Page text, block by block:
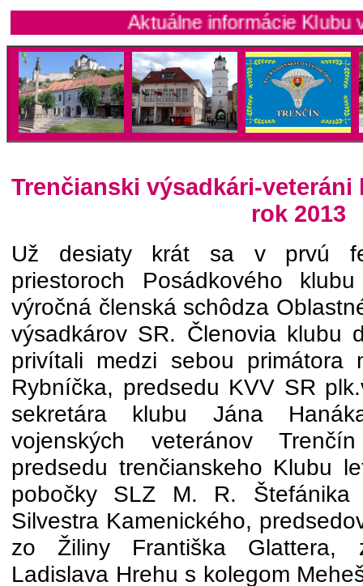
Aktuálne informácie Klubu
Trenčianski výsadkári-
rok 2013
Už desiaty krát sa v prvú
priestoroch Posádkového
výročná členská schôdza
výsadkárov SR. Členovia klubu
privítali medzi sebou primátora
Rybníčka, predsedu KVV SR
sekretára klubu Jána
vojenských veteránov
predsedu trenčianskeho Klubu
pobočky SLZ M. R. Štefánika
Silvestra Kamenického,
zo Žiliny Františka Glattera,
Ladislava Hrehu s kolegom